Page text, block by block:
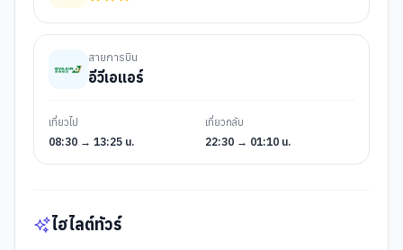
สายการบิน
อีวีเอแอร์
เที่ยวไป
08:30 → 13:25 น.
เที่ยวกลับ
22:30 → 01:10 น.
ไฮไลต์ทัวร์